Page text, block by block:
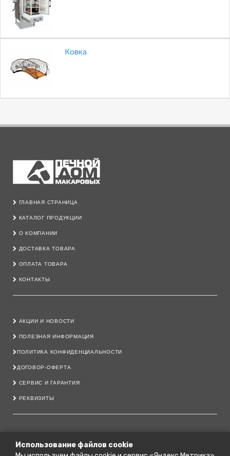
Ковка
ГЛАВНАЯ СТРАНИЦА
КАТАЛОГ ПРОДУКЦИИ
О КОМПАНИИ
ДОСТАВКА ТОВАРА
ОПЛАТА ТОВАРА
КОНТАКТЫ
АКЦИИ И НОВОСТИ
ПОЛЕЗНАЯ ИНФОРМАЦИЯ
ПОЛИТИКА КОНФИДЕНЦИАЛЬНОСТИ
ДОГОВОР-ОФЕРТА
СЕРВИС И ГАРАНТИЯ
РЕКВИЗИТЫ
Использование файлов cookie